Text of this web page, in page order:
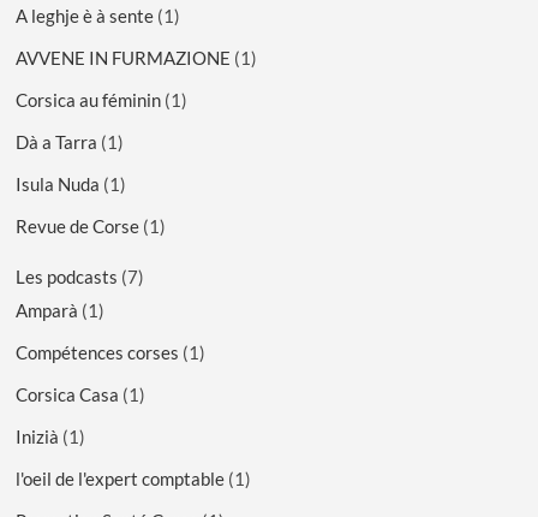
A leghje è à sente (1)
AVVENE IN FURMAZIONE (1)
Corsica au féminin (1)
Dà a Tarra (1)
Isula Nuda (1)
Revue de Corse (1)
Les podcasts (7)
Amparà (1)
Compétences corses (1)
Corsica Casa (1)
Inizià (1)
l'oeil de l'expert comptable (1)